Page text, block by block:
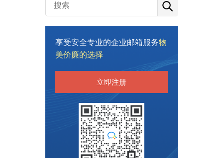
享受安全专业的企业邮箱服务物
美价廉的选择
立即注册